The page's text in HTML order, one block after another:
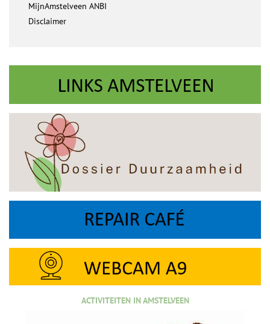
MijnAmstelveen ANBI
Disclaimer
ACTIVITEITEN IN AMSTELVEEN